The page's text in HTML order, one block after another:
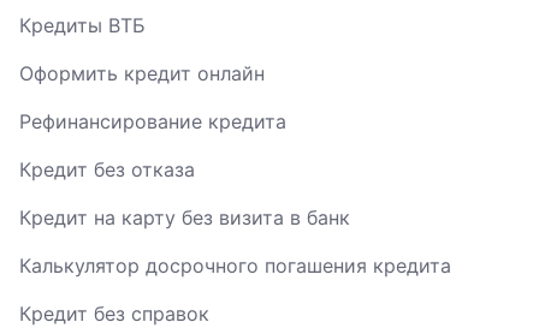
Кредиты ВТБ
Оформить кредит онлайн
Рефинансирование кредита
Кредит без отказа
Кредит на карту без визита в банк
Калькулятор досрочного погашения кредита
Кредит без справок